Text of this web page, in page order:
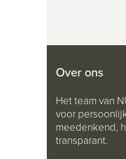
Over ons
Het team van
voor
meedenkend,
transparant.